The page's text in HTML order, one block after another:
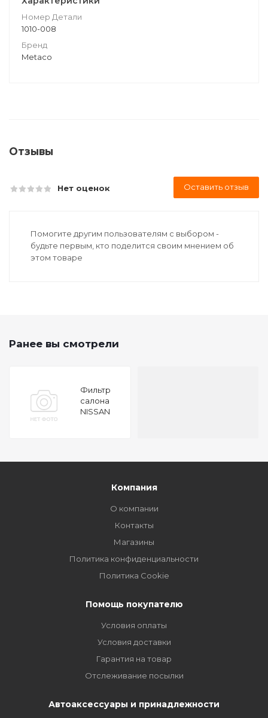
Номер Детали
1010-008
Бренд
Metaco
Отзывы
Нет оценок Оставить отзыв
Помогите другим пользователям с выбором -
будьте первым, кто поделится своим мнением об
этом товаре
Ранее вы смотрели
Фильтр
салона
NISSAN
Компания
О компании
Контакты
Магазины
Политика конфиденциальности
Политика Cookie
Помощь покупателю
Условия оплаты
Условия доставки
Гарантия на товар
Отслеживание посылки
Автоаксессуары и принадлежности